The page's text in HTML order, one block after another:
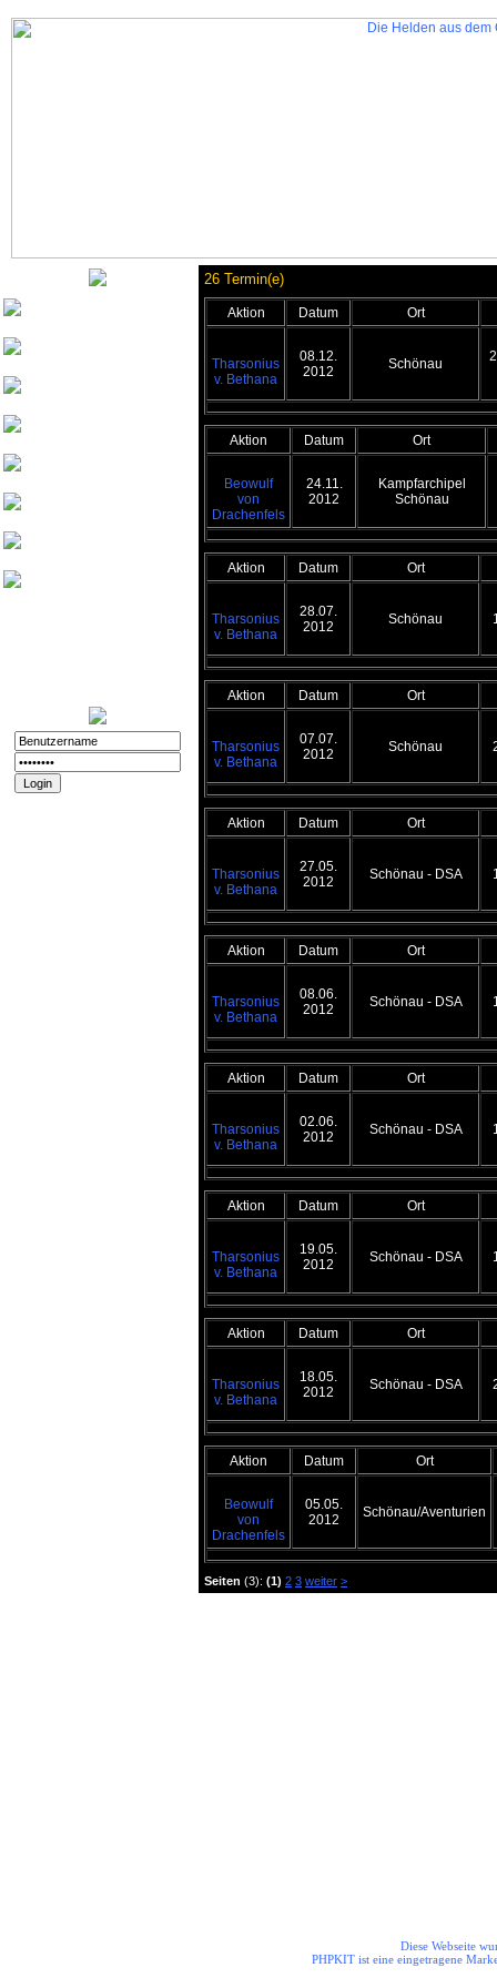
26 Termin(e)
Aktion Datum Ort
Tharsonius
v. Bethana
08.12.
2012
Schönau
Aktion Datum Ort
Beowulf
von
Drachenfels
24.11.
2012
Kampfarchipel
Schönau
Aktion Datum Ort
Tharsonius
v. Bethana
28.07.
2012
Schönau
Aktion Datum Ort
Tharsonius
v. Bethana
07.07.
2012
Schönau
Aktion Datum Ort
Tharsonius
v. Bethana
27.05.
2012
Schönau - DSA
Aktion Datum Ort
Tharsonius
v. Bethana
08.06.
2012
Schönau - DSA
Aktion Datum Ort
Tharsonius
v. Bethana
02.06.
2012
Schönau - DSA
Aktion Datum Ort
Tharsonius
v. Bethana
19.05.
2012
Schönau - DSA
Aktion Datum Ort
Tharsonius
v. Bethana
18.05.
2012
Schönau - DSA
Aktion Datum Ort
Beowulf
von
Drachenfels
05.05.
2012
Schönau/Aventurien
Seiten (3): (1) 2 3 weiter >
Diese Webseite
PHPKIT ist eine eingetragene